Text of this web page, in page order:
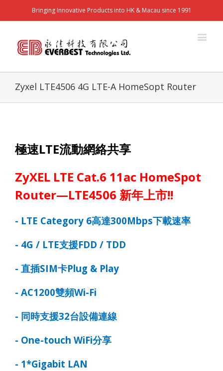
Bringing Innovative Products into HK & Macau since 1991
Zyxel LTE4506 4G LTE-A HomeSopt Router
極速LTE流動網絡共享
ZyXEL LTE Cat.6 11ac HomeSpot
Router—LTE4506 新年上市!!
- LTE Category 6高達300Mbps下載速率
- 4G / LTE支援FDD / TDD
- 直插SIM卡Plug & Play
- AC1200雙頻Wi-Fi
- 同時支援32台設備連線
- One-touch WiFi分享
- 1*Gigabit LAN